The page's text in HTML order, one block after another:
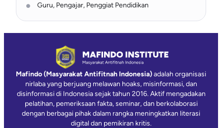
Guru, Pengajar, Penggiat Pendidikan
Mafindo (Masyarakat Antifitnah Indonesia)adalah organisasi
nirlaba yang berjuang melawan hoaks, misinformasi, dan
disinformasi di Indonesia sejak tahun 2016. Aktif mengadakan
pelatihan, pemeriksaan fakta, seminar, dan berkolaborasi
dengan berbagai pihak dalam rangka meningkatkan literasi
digital dan pemikiran kritis.